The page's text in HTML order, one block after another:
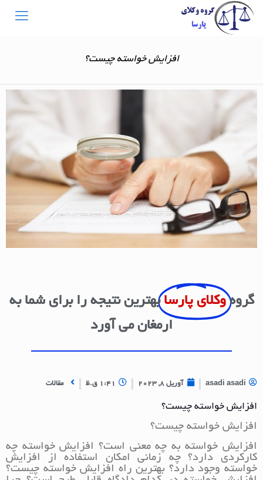
افزایش خواسته چیست؟
گروه وکلای پارسا بهترین نتیجه را برای شما به
ارمغان می آورد
asadi asadi آوریل 8, 2023 1:41 ق.ظ مقالات
افزایش خواسته چیست؟
افزایش خواسته چیست؟
افزایش خواسته به چه معنی است؟ افزایش خواسته چه
کارکردی دارد؟ چه زمانی امکان استفاده از افزایش
خواسته وجود دارد؟ بهترین راه افزایش خواسته چیست؟